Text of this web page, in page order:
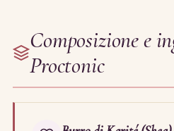
Composizione e
Proctonic